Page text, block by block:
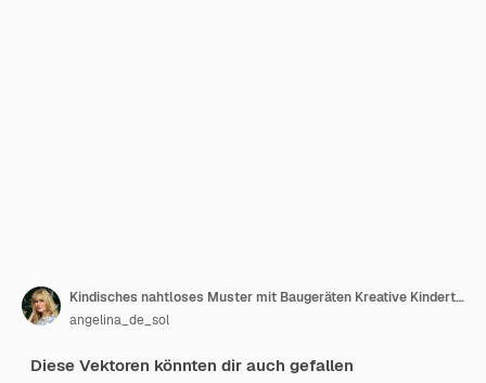
Kindisches nahtloses Muster mit Baugeräten Kreative Kindertextur für Stofftextilien
angelina_de_sol
Diese Vektoren könnten dir auch gefallen